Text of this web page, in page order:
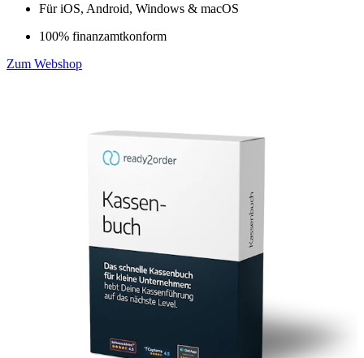
Für iOS, Android, Windows & macOS
100% finanzamtkonform
Zum Webshop